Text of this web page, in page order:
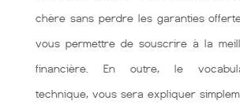
chère sans perdre les garanties
vous permettre de souscrire à la
financière. En outre, le
technique, vous sera expliquer